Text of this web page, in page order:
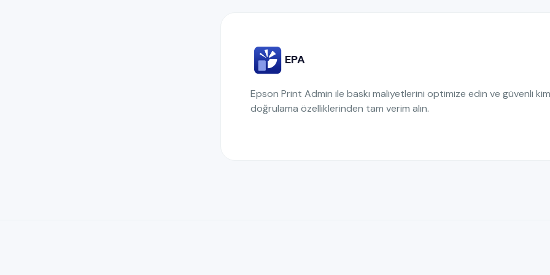
EPA
Epson Print Admin ile baskı maliyetlerini optimize edin ve güvenli
doğrulama özelliklerinden tam verim alın.